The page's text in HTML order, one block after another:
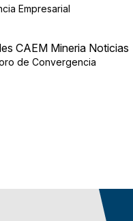
Empresarial
CAEM Mineria Noticias
de Convergencia